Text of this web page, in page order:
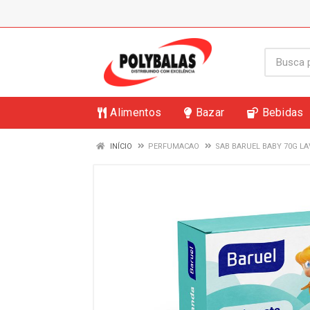
Alimentos Bazar Bebidas
INÍCIO PERFUMACAO SAB BARUEL BABY 70G